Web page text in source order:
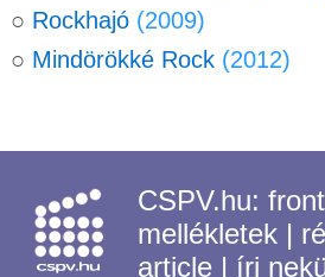
○ Rockhajó (2009)
○ Mindörökké Rock (2012)
CSPV.hu:
mellékletek |
article | írj